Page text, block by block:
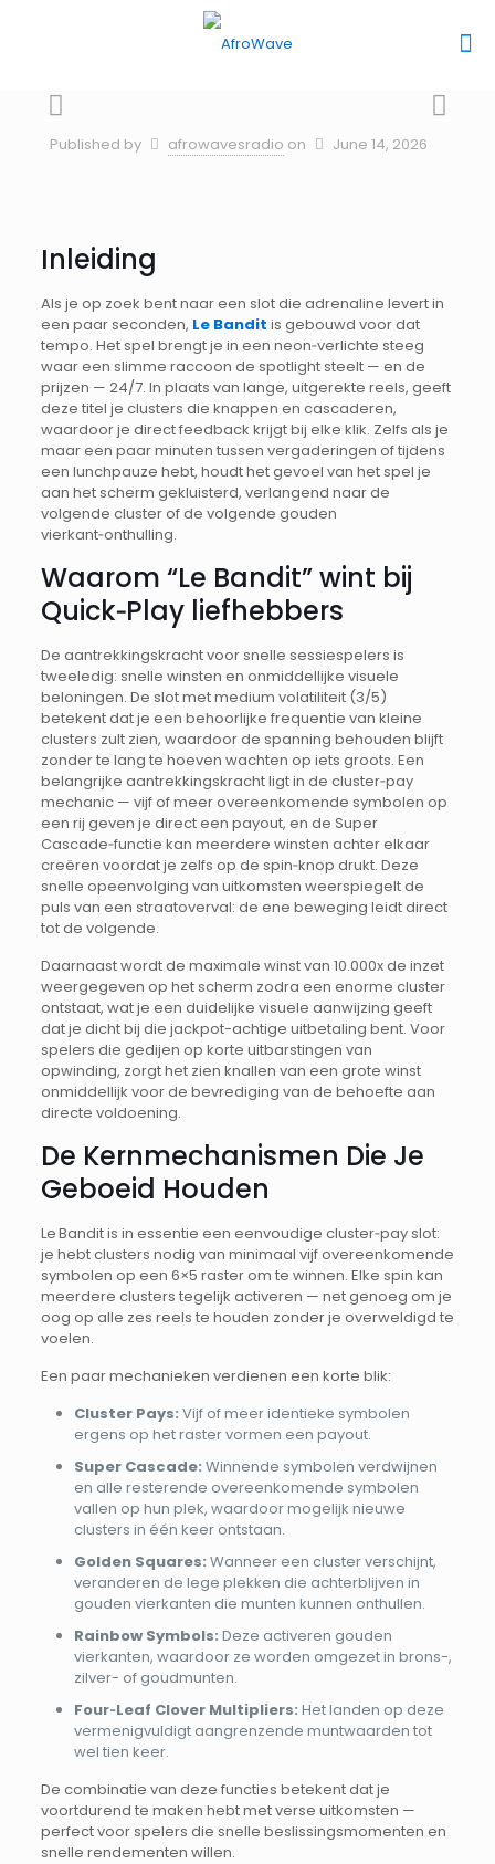
Published by afrowavesradio on June 14, 2026
Inleiding
Als je op zoek bent naar een slot die adrenaline levert in
een paar seconden, Le Bandit is gebouwd voor dat
tempo. Het spel brengt je in een neon‑verlichte steeg
waar een slimme raccoon de spotlight steelt — en de
prijzen — 24/7. In plaats van lange, uitgerekte reels, geeft
deze titel je clusters die knappen en cascaderen,
waardoor je direct feedback krijgt bij elke klik. Zelfs als je
maar een paar minuten tussen vergaderingen of tijdens
een lunchpauze hebt, houdt het gevoel van het spel je
aan het scherm gekluisterd, verlangend naar de
volgende cluster of de volgende gouden
vierkant‑onthulling.
Waarom “Le Bandit” wint bij
Quick‑Play liefhebbers
De aantrekkingskracht voor snelle sessiespelers is
tweeledig: snelle winsten en onmiddellijke visuele
beloningen. De slot met medium volatiliteit (3/5)
betekent dat je een behoorlijke frequentie van kleine
clusters zult zien, waardoor de spanning behouden blijft
zonder te lang te hoeven wachten op iets groots. Een
belangrijke aantrekkingskracht ligt in de cluster‑pay
mechanic — vijf of meer overeenkomende symbolen op
een rij geven je direct een payout, en de Super
Cascade‑functie kan meerdere winsten achter elkaar
creëren voordat je zelfs op de spin‑knop drukt. Deze
snelle opeenvolging van uitkomsten weerspiegelt de
puls van een straatoverval: de ene beweging leidt direct
tot de volgende.
Daarnaast wordt de maximale winst van 10.000x de inzet
weergegeven op het scherm zodra een enorme cluster
ontstaat, wat je een duidelijke visuele aanwijzing geeft
dat je dicht bij die jackpot-achtige uitbetaling bent. Voor
spelers die gedijen op korte uitbarstingen van
opwinding, zorgt het zien knallen van een grote winst
onmiddellijk voor de bevrediging van de behoefte aan
directe voldoening.
De Kernmechanismen Die Je
Geboeid Houden
Le Bandit is in essentie een eenvoudige cluster‑pay slot:
je hebt clusters nodig van minimaal vijf overeenkomende
symbolen op een 6×5 raster om te winnen. Elke spin kan
meerdere clusters tegelijk activeren — net genoeg om je
oog op alle zes reels te houden zonder je overweldigd te
voelen.
Een paar mechanieken verdienen een korte blik:
Cluster Pays: Vijf of meer identieke symbolen
ergens op het raster vormen een payout.
Super Cascade: Winnende symbolen verdwijnen
en alle resterende overeenkomende symbolen
vallen op hun plek, waardoor mogelijk nieuwe
clusters in één keer ontstaan.
Golden Squares: Wanneer een cluster verschijnt,
veranderen de lege plekken die achterblijven in
gouden vierkanten die munten kunnen onthullen.
Rainbow Symbols: Deze activeren gouden
vierkanten, waardoor ze worden omgezet in brons-,
zilver- of goudmunten.
Four‑Leaf Clover Multipliers: Het landen op deze
vermenigvuldigt aangrenzende muntwaarden tot
wel tien keer.
De combinatie van deze functies betekent dat je
voortdurend te maken hebt met verse uitkomsten —
perfect voor spelers die snelle beslissingsmomenten en
snelle rendementen willen.